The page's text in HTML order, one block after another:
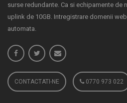
surse redundante. Ca si echipamente de
uplink de 10GB. Intregistrare domenii
automata.
CONTACTATI-NE 0770 973 022